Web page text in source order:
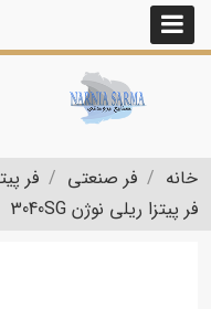
خانه
فر صنعتی فر
فر پیتزا ریلی نوژن 3040SG